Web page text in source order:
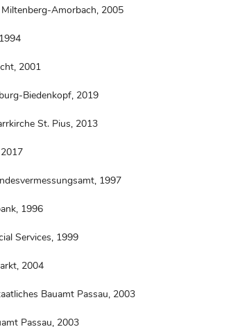
Amorbach, 2005
2001
Biedenkopf, 2019
St. Pius, 2013
1997
1996
Services, 1999
2004
Bauamt Passau, 2003
Passau, 2003